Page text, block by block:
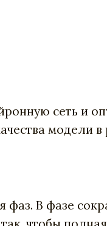
сеть и
модели
В фазе